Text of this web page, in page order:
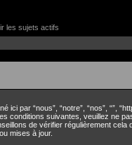
les sujets actifs
ici par “nous”, “notre”, “nos”, “”,
conditions suivantes, veuillez ne
de vérifier régulièrement
mises à jour.